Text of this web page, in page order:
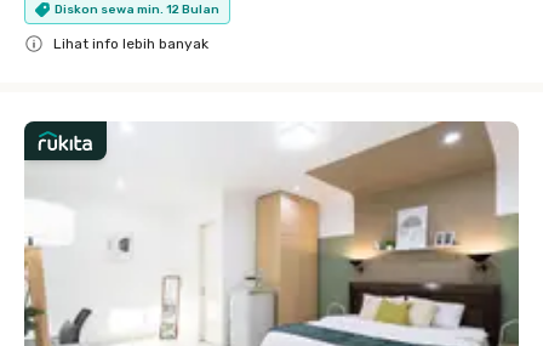
Diskon sewa min. 12 Bulan
Lihat info lebih banyak